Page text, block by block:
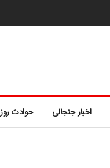
اخبار جنجالی حوادث روز